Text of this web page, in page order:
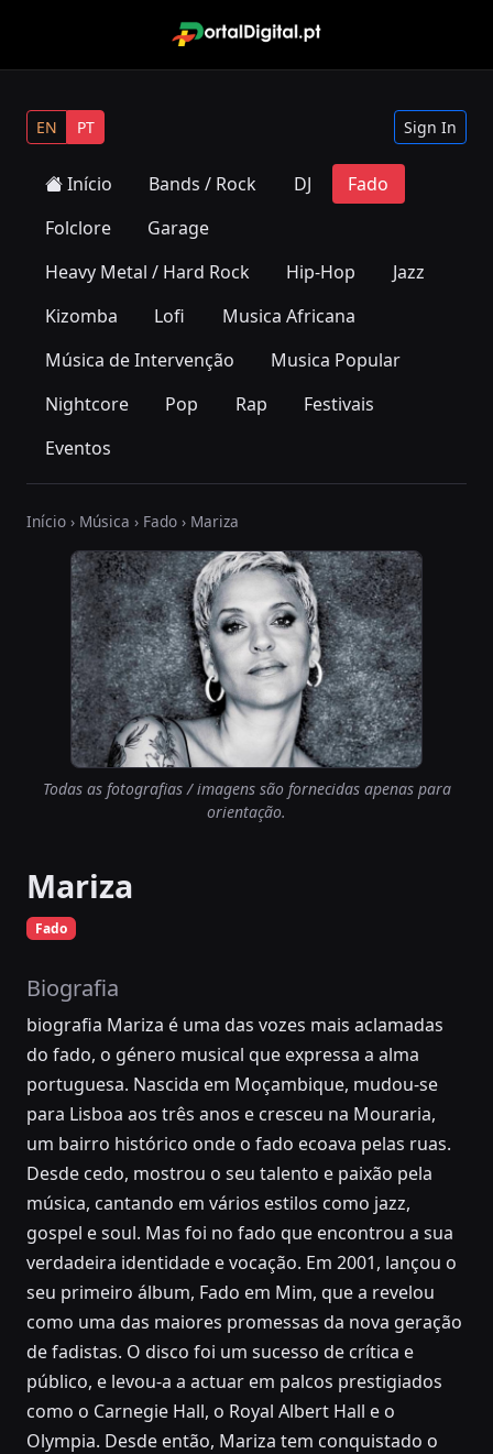
EN PT Sign In
Início Bands / Rock DJ
Fado
Folclore
Garage
Heavy Metal / Hard Rock
Hip-Hop
Jazz
Kizomba
Lofi
Musica Africana
Música de Intervenção
Musica Popular
Nightcore
Pop Rap
Festivais
Eventos
Início › Música › Fado › Mariza
Todas as fotografias / imagens são fornecidas apenas para
orientação.
Mariza
Fado
Biografia
biografia Mariza é uma das vozes mais aclamadas
do fado, o género musical que expressa a alma
portuguesa. Nascida em Moçambique, mudou-se
para Lisboa aos três anos e cresceu na Mouraria,
um bairro histórico onde o fado ecoava pelas ruas.
Desde cedo, mostrou o seu talento e paixão pela
música, cantando em vários estilos como jazz,
gospel e soul. Mas foi no fado que encontrou a sua
verdadeira identidade e vocação. Em 2001, lançou o
seu primeiro álbum, Fado em Mim, que a revelou
como uma das maiores promessas da nova geração
de fadistas. O disco foi um sucesso de crítica e
público, e levou-a a actuar em palcos prestigiados
como o Carnegie Hall, o Royal Albert Hall e o
Olympia. Desde então, Mariza tem conquistado o